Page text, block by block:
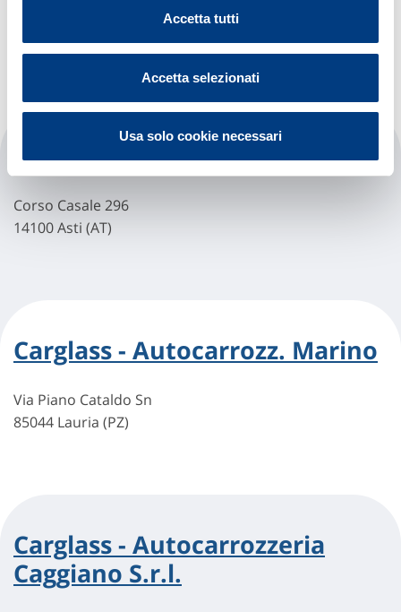
Accetta tutti
Accetta selezionati
Usa solo cookie necessari
Corso Alessandria, 225/227
Carglass - Asti (casale)
Corso Casale 296
14100 Asti (AT)
Carglass - Autocarrozz. Marino
Via Piano Cataldo Sn
85044 Lauria (PZ)
Carglass - Autocarrozzeria
Caggiano S.r.l.